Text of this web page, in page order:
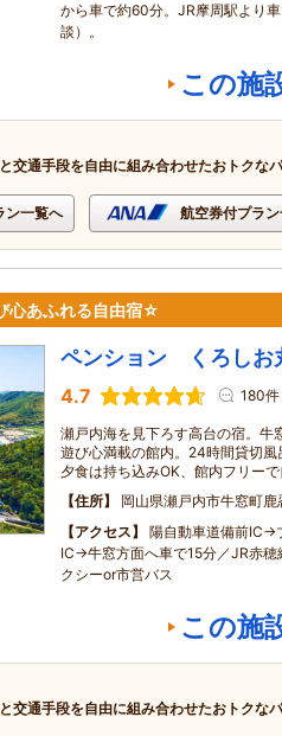
から車で約60分。JR摩周駅より
談）。
この施
交通手段を自由に組み合わせたおトクな
ン一覧へ 航空券付プラ
心あふれる自由宿☆
ペンション くろしお
4.7 180件
瀬戸内海を見下ろす高台の宿。牛
遊び心満載の館内。24時間貸切
夕食は持ち込みOK、館内フリー
住所
岡山県瀬戸内市牛窓町
アクセス
陽自動車道備前IC→
IC→牛窓方面へ車で15分／JR赤穂
クシーor市営バス
この施
交通手段を自由に組み合わせたおトクな